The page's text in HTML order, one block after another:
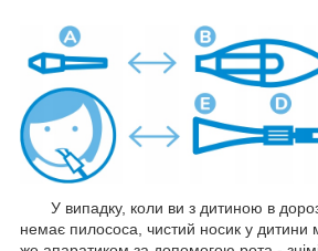
У випадку, коли ви з дитиною в
немає пилососа, чистий носик у дитини